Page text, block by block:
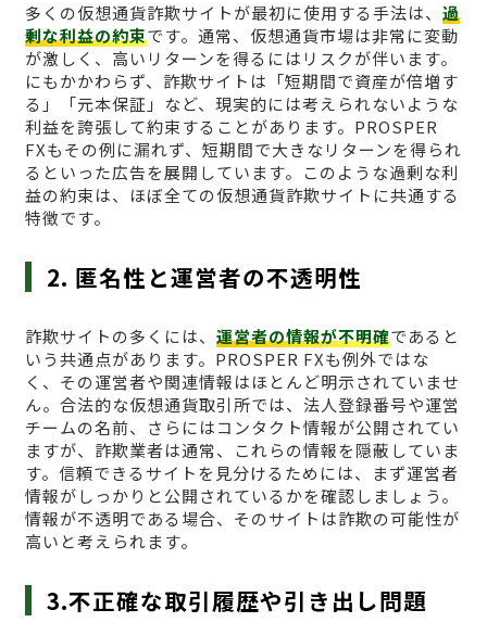
多くの仮想通貨詐欺サイトが最初に使用する手法は、 過
剰な利益の約束です。通常、仮想通貨市場は非常に変動
が激しく、高いリターンを得るにはリスクが伴います。
にもかかわらず、詐欺サイトは「短期間で資産が倍増す
る」「元本保証」など、現実的には考えられないような
利益を誇張して約束することがあります。PROSPER
FXもその例に漏れず、短期間で大きなリターンを得られ
るといった広告を展開しています。このような過剰な利
益の約束は、ほぼ全ての仮想通貨詐欺サイトに共通する
特徴です。
2. 匿名性と運営者の不透明性
詐欺サイトの多くには、 運営者の情報が不明確であると
いう共通点があります。PROSPER FXも例外ではな
く、その運営者や関連情報はほとんど明示されていませ
ん。合法的な仮想通貨取引所では、法人登録番号や運営
チームの名前、さらにはコンタクト情報が公開されてい
ますが、詐欺業者は通常、これらの情報を隠蔽していま
す。信頼できるサイトを見分けるためには、まず運営者
情報がしっかりと公開されているかを確認しましょう。
情報が不透明である場合、そのサイトは詐欺の可能性が
高いと考えられます。
3.不正確な取引履歴や引き出し問題